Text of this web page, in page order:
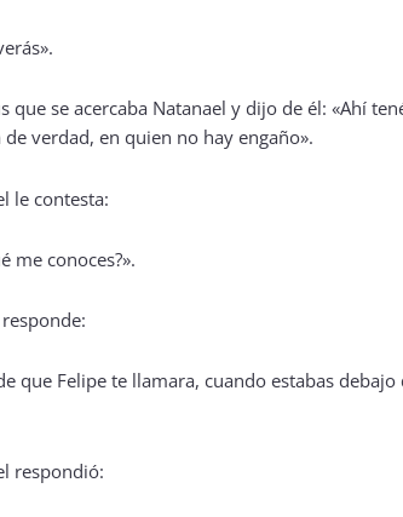
que se acercaba Natanael y dijo de él: «Ahí
de verdad, en quien no hay engaño».
le contesta:
me conoces?».
responde:
que Felipe te llamara, cuando estabas debajo
respondió: